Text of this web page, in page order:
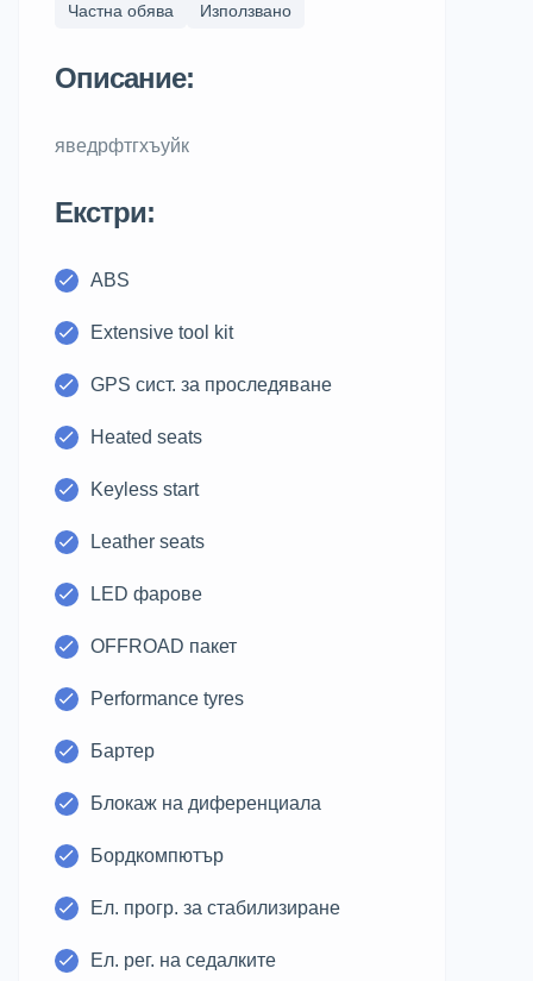
Частна обява Използвано
Описание:
яведрфтгхъуйк
Екстри:
ABS
Extensive tool kit
GPS сист. за проследяване
Heated seats
Keyless start
Leather seats
LED фарове
OFFROAD пакет
Performance tyres
Бартер
Блокаж на диференциала
Бордкомпютър
Ел. прогр. за стабилизиране
Ел. рег. на седалките